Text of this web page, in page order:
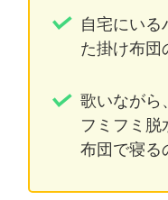
自宅にいる
た掛け布団
歌いながら
フミフミ脱
布団で寝る